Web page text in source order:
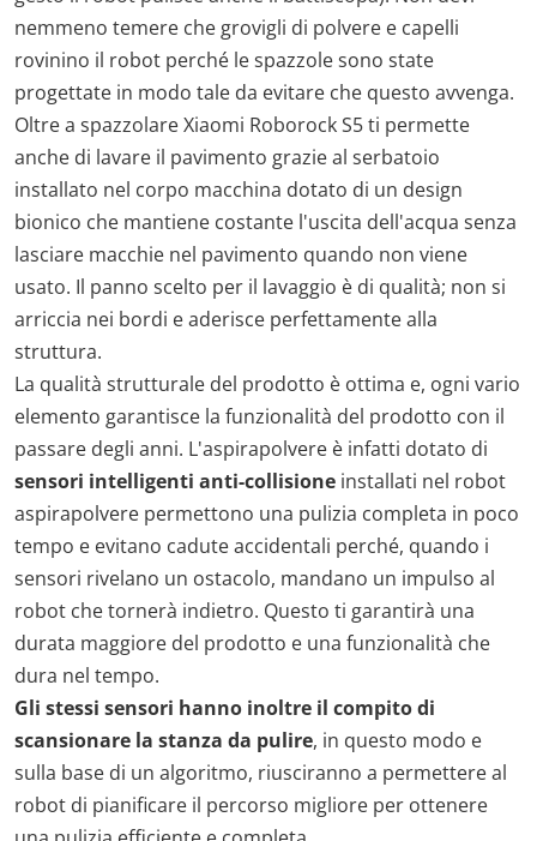
nemmeno temere che grovigli di polvere e capelli
rovinino il robot perché le spazzole sono state
progettate in modo tale da evitare che questo avvenga.
Oltre a spazzolare Xiaomi Roborock S5 ti permette
anche di lavare il pavimento grazie al serbatoio
installato nel corpo macchina dotato di un design
bionico che mantiene costante l'uscita dell'acqua senza
lasciare macchie nel pavimento quando non viene
usato. Il panno scelto per il lavaggio è di qualità; non si
arriccia nei bordi e aderisce perfettamente alla
struttura.
La qualità strutturale del prodotto è ottima e, ogni vario
elemento garantisce la funzionalità del prodotto con il
passare degli anni. L'aspirapolvere è infatti dotato di
sensori intelligenti anti-collisione installati nel robot
aspirapolvere permettono una pulizia completa in poco
tempo e evitano cadute accidentali perché, quando i
sensori rivelano un ostacolo, mandano un impulso al
robot che tornerà indietro. Questo ti garantirà una
durata maggiore del prodotto e una funzionalità che
dura nel tempo.
Gli stessi sensori hanno inoltre il compito di
scansionare la stanza da pulire, in questo modo e
sulla base di un algoritmo, riusciranno a permettere al
robot di pianificare il percorso migliore per ottenere